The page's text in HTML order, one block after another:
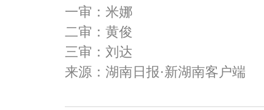
一审：米娜
二审：黄俊
三审：刘达
来源：湖南日报·新湖南客户端